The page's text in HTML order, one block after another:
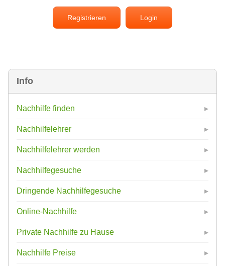
Info
Nachhilfe finden
Nachhilfelehrer
Nachhilfelehrer werden
Nachhilfegesuche
Dringende Nachhilfegesuche
Online-Nachhilfe
Private Nachhilfe zu Hause
Nachhilfe Preise
Registrieren Login